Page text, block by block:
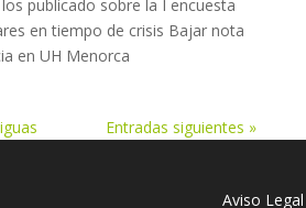
publicado sobre la I encuesta
en tiempo de crisis Bajar nota
en UH Menorca
Entradas siguientes »
Aviso Legal